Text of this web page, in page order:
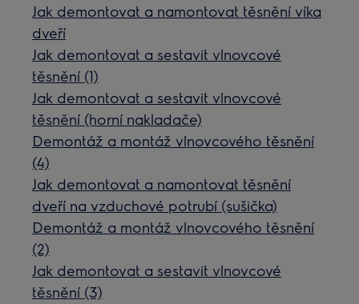
Jak demontovat a namontovat těsnění víka
dveří
Jak demontovat a sestavit vlnovcové
těsnění (1)
Jak demontovat a sestavit vlnovcové
těsnění (horní nakladače)
Demontáž a montáž vlnovcového těsnění
(4)
Jak demontovat a namontovat těsnění
dveří na vzduchové potrubí (sušička)
Demontáž a montáž vlnovcového těsnění
(2)
Jak demontovat a sestavit vlnovcové
těsnění (3)